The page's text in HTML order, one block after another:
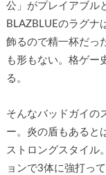
公」がプレイアブル
BLAZBLUEのラグナ
飾るので精一杯だっ
も形もない。格ゲー
る。
そんなバッドガイの
ー。炎の盾もあると
ストロングスタイル
ョンで3体に強打っ